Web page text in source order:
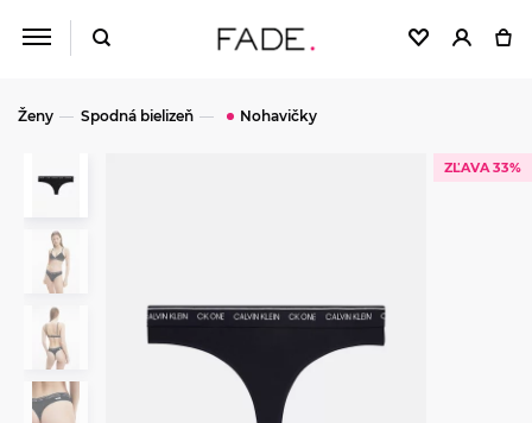
Ženy Spodná bielizeň Nohavičky
ZĽAVA 33%